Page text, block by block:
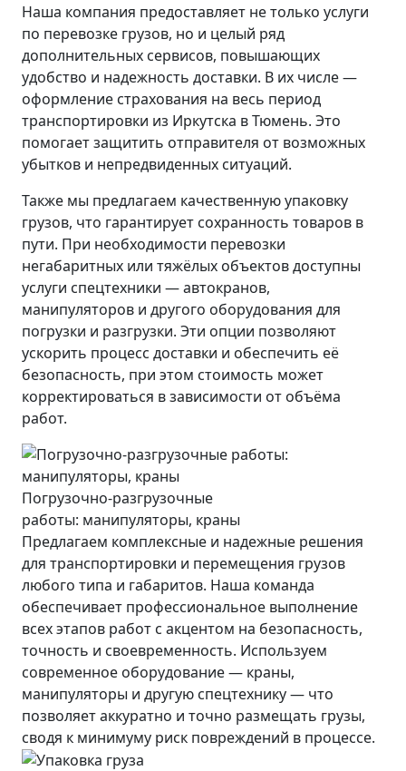
Наша компания предоставляет не только услуги
по перевозке грузов, но и целый ряд
дополнительных сервисов, повышающих
удобство и надежность доставки. В их числе —
оформление страхования на весь период
транспортировки из Иркутска в Тюмень. Это
помогает защитить отправителя от возможных
убытков и непредвиденных ситуаций.
Также мы предлагаем качественную упаковку
грузов, что гарантирует сохранность товаров в
пути. При необходимости перевозки
негабаритных или тяжёлых объектов доступны
услуги спецтехники — автокранов,
манипуляторов и другого оборудования для
погрузки и разгрузки. Эти опции позволяют
ускорить процесс доставки и обеспечить её
безопасность, при этом стоимость может
корректироваться в зависимости от объёма
работ.
Погрузочно-разгрузочные
работы: манипуляторы, краны
Предлагаем комплексные и надежные решения
для транспортировки и перемещения грузов
любого типа и габаритов. Наша команда
обеспечивает профессиональное выполнение
всех этапов работ с акцентом на безопасность,
точность и своевременность. Используем
современное оборудование — краны,
манипуляторы и другую спецтехнику — что
позволяет аккуратно и точно размещать грузы,
сводя к минимуму риск повреждений в процессе.